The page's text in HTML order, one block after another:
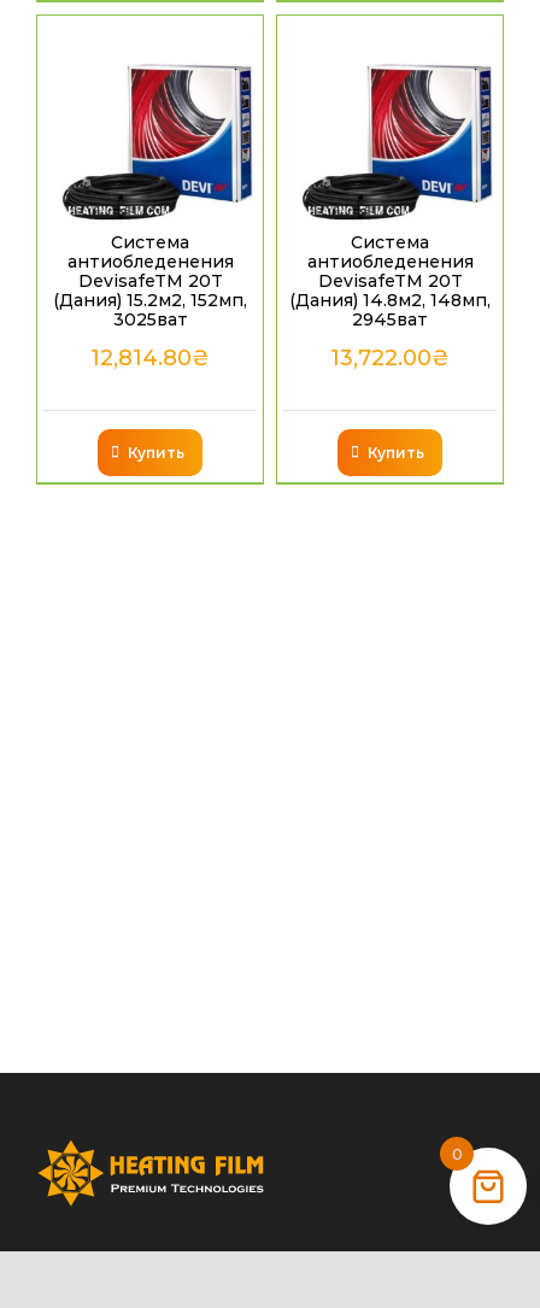
Система
антиобледенения
DevisafeTM 20T
(Дания) 15.2м2, 152мп,
3025ват
12,814.80₴
Купить
Система
антиобледенения
DevisafeTM 20T
(Дания) 14.8м2, 148мп,
2945ват
13,722.00₴
Купить
0